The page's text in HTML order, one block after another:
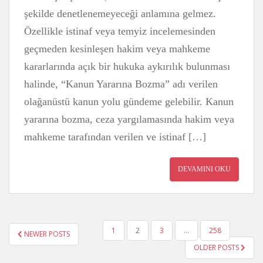
şekilde denetlenemeyeceği anlamına gelmez.
Özellikle istinaf veya temyiz incelemesinden
geçmeden kesinleşen hakim veya mahkeme
kararlarında açık bir hukuka aykırılık bulunması
halinde, “Kanun Yararına Bozma” adı verilen
olağanüstü kanun yolu gündeme gelebilir. Kanun
yararına bozma, ceza yargılamasında hakim veya
mahkeme tarafından verilen ve istinaf […]
DEVAMINI OKU
YAZI
GEZINMESI
NEWER POSTS 1 2 3 …
258
OLDER POSTS